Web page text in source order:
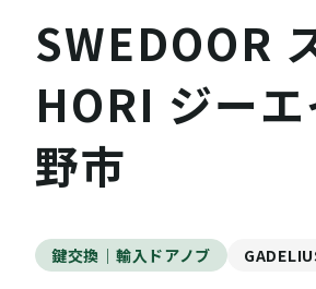
SWEDOOR
HORI ジー
野市
鍵交換｜輸入ドアノブ